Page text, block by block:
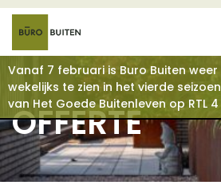
Vanaf 7 februari is Buro Buiten weer
wekelijks te zien in het vierde seizoen
van Het Goede Buitenleven op RTL 4
OFFERTE